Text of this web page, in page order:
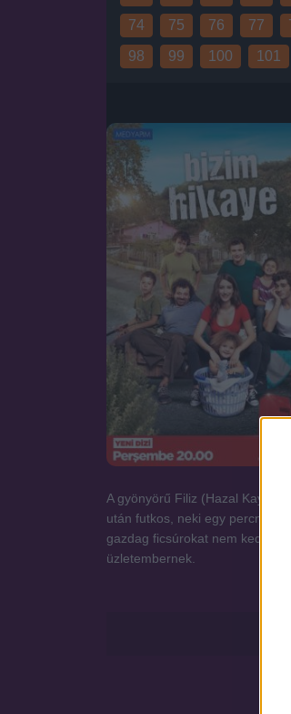
74
75 76 77
98
99 100 101
A gyönyörű Filiz (Hazal Kaya)
után futkos, neki egy percnyi
gazdag ficsúrokat nem
üzletembernek.